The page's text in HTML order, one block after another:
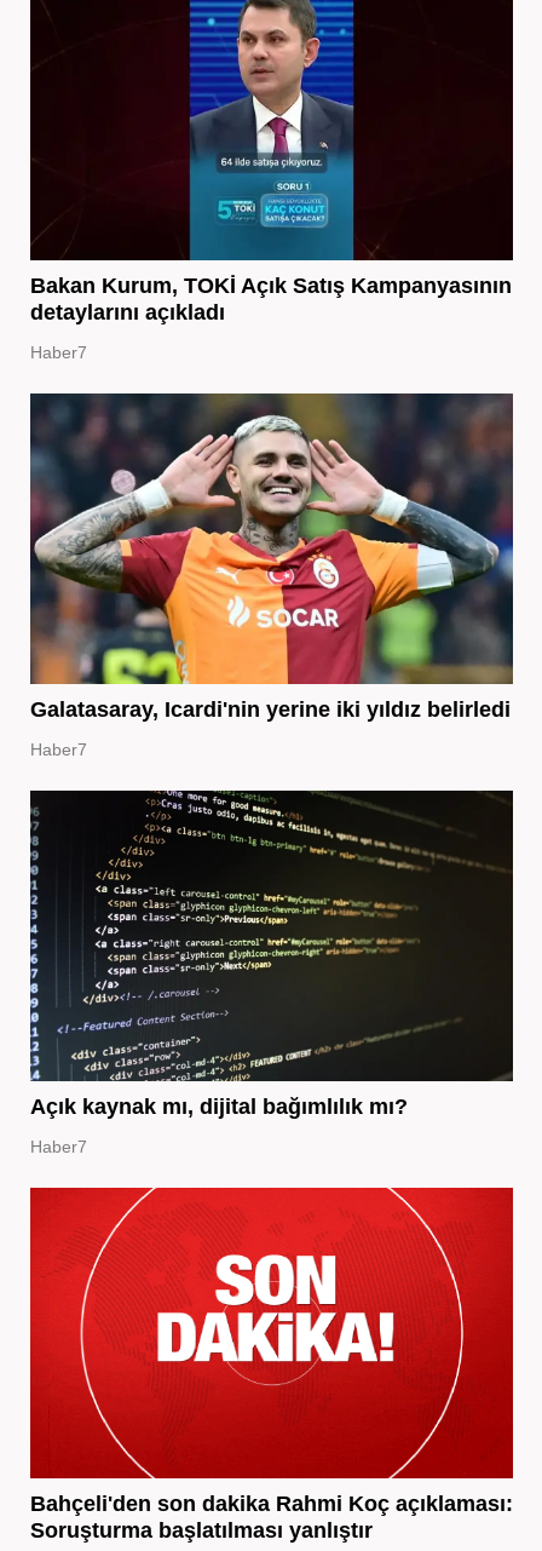
Bakan Kurum, TOKİ Açık Satış Kampanyasının
detaylarını açıkladı
Haber7
Galatasaray, Icardi'nin yerine iki yıldız belirledi
Haber7
Açık kaynak mı, dijital bağımlılık mı?
Haber7
Bahçeli'den son dakika Rahmi Koç açıklaması:
Soruşturma başlatılması yanlıştır